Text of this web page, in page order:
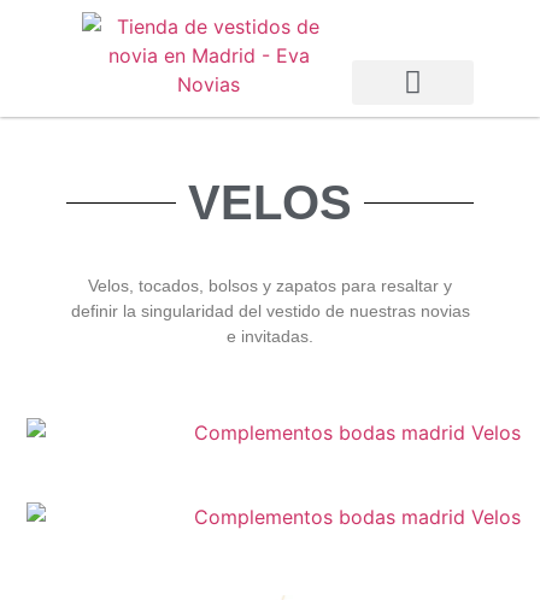
VELOS
Velos, tocados, bolsos y zapatos para resaltar y
definir la singularidad del vestido de nuestras novias
e invitadas.